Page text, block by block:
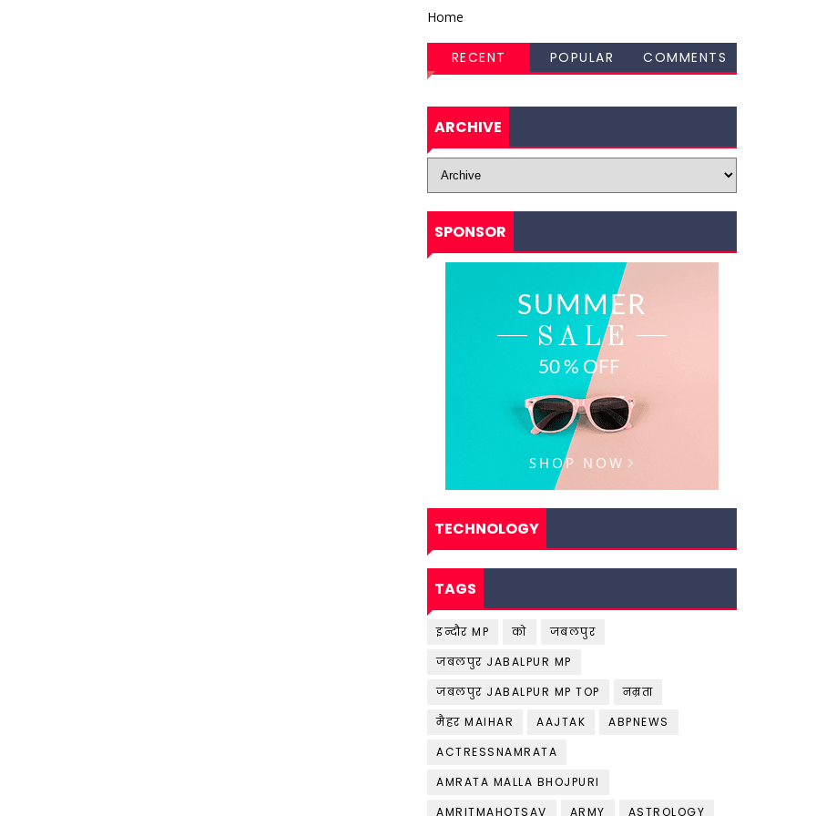
Home
RECENT POPULAR COMMENTS
ARCHIVE
SPONSOR
TECHNOLOGY
TAGS
इन्दौर MP को
जबलपुर
जबलपुर JABALPUR MP
जबलपुर JABALPUR MP TOP
नम्रता
मैहर MAIHAR
AAJTAK
ABPNEWS
ACTRESSNAMRATA
AMRATA MALLA BHOJPURI
AMRITMAHOTSAV
ARMY ASTROLOGY